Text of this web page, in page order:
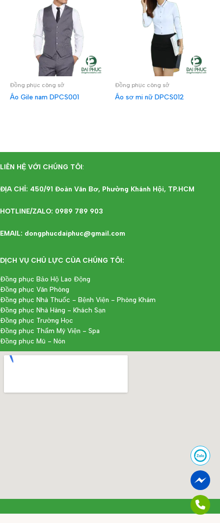
Đồng phục công sở
Áo Gile nam DPCS001
Đồng phục công sở
Áo sơ mi nữ DPCS012
LIÊN HỆ VỚI CHÚNG TÔI:
ĐỊA CHỈ: 450/91 Đoàn Văn Bơ, Phường Khánh Hội, TP.HCM
HOTLINE/ZALO: 0989 789 903
EMAIL: dongphucdaiphuc@gmail.com
DỊCH VỤ CHỦ LỰC CỦA CHÚNG TÔI:
Đồng phục Bảo Hộ Lao Động
Đồng phục Văn Phòng
Đồng phục Nhà Thuốc - Bệnh Viện - Phòng Khám
Đồng phục Nhà Hàng - Khách Sạn
Đồng phục Trường Học
Đồng phục Thẩm Mỹ Viện - Spa
Đồng phục Mũ - Nón